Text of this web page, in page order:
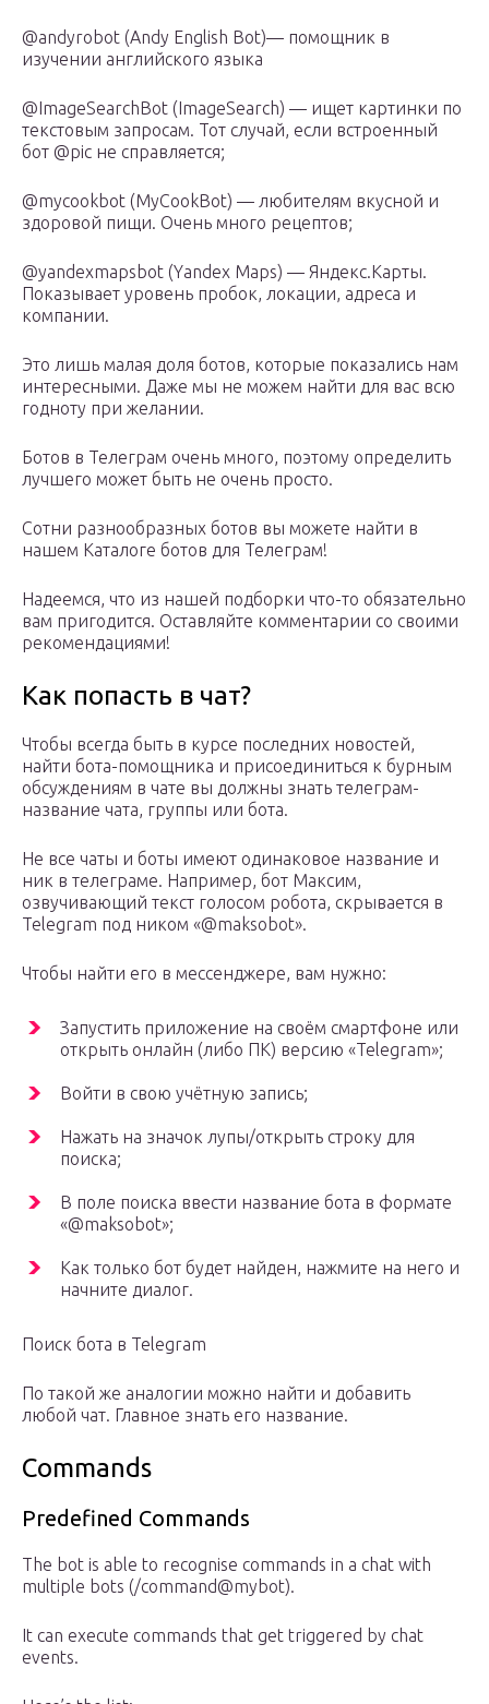
@andyrobot (Andy English Bot)— помощник в
изучении английского языка
@ImageSearchBot (ImageSearch) — ищет картинки по
текстовым запросам. Тот случай, если встроенный
бот @pic не справляется;
@mycookbot (MyCookBot) — любителям вкусной и
здоровой пищи. Очень много рецептов;
@yandexmapsbot (Yandex Maps) — Яндекс.Карты.
Показывает уровень пробок, локации, адреса и
компании.
Это лишь малая доля ботов, которые показались нам
интересными. Даже мы не можем найти для вас всю
годноту при желании.
Ботов в Телеграм очень много, поэтому определить
лучшего может быть не очень просто.
Сотни разнообразных ботов вы можете найти в
нашем Каталоге ботов для Телеграм!
Надеемся, что из нашей подборки что-то обязательно
вам пригодится. Оставляйте комментарии со своими
рекомендациями!
Как попасть в чат?
Чтобы всегда быть в курсе последних новостей,
найти бота-помощника и присоединиться к бурным
обсуждениям в чате вы должны знать телеграм-
название чата, группы или бота.
Не все чаты и боты имеют одинаковое название и
ник в телеграме. Например, бот Максим,
озвучивающий текст голосом робота, скрывается в
Telegram под ником «@maksobot».
Чтобы найти его в мессенджере, вам нужно:
Запустить приложение на своём смартфоне или
открыть онлайн (либо ПК) версию «Telegram»;
Войти в свою учётную запись;
Нажать на значок лупы/открыть строку для
поиска;
В поле поиска ввести название бота в формате
«@maksobot»;
Как только бот будет найден, нажмите на него и
начните диалог.
Поиск бота в Telegram
По такой же аналогии можно найти и добавить
любой чат. Главное знать его название.
Commands
Predefined Commands
The bot is able to recognise commands in a chat with
multiple bots (/command@mybot).
It can execute commands that get triggered by chat
events.